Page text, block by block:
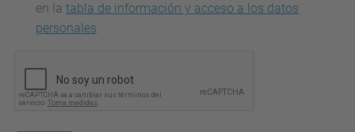
en la tabla de información y acceso a los datos
personales